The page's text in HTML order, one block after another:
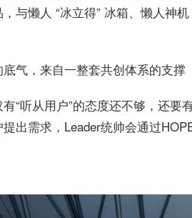
与懒人 “冰立得” 冰箱、懒人神
气，来自一整套共创体系的支撑
“听从用户”的态度还不够，还
出需求，Leader统帅会通过